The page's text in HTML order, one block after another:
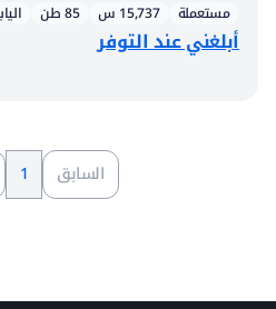
مستعملة 15,737 س 85 طن
أبلغني عند التوفر
السابق 1